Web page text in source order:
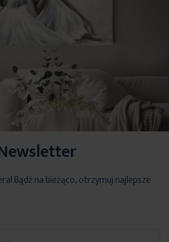
Bądź na bieżąco, otrzymuj najlepsze